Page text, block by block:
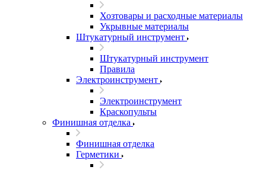
Хозтовары и расходные материалы
Укрывные материалы
Штукатурный инструмент
Штукатурный инструмент
Правила
Электроинструмент
Электроинструмент
Краскопульты
Финишная отделка
Финишная отделка
Герметики